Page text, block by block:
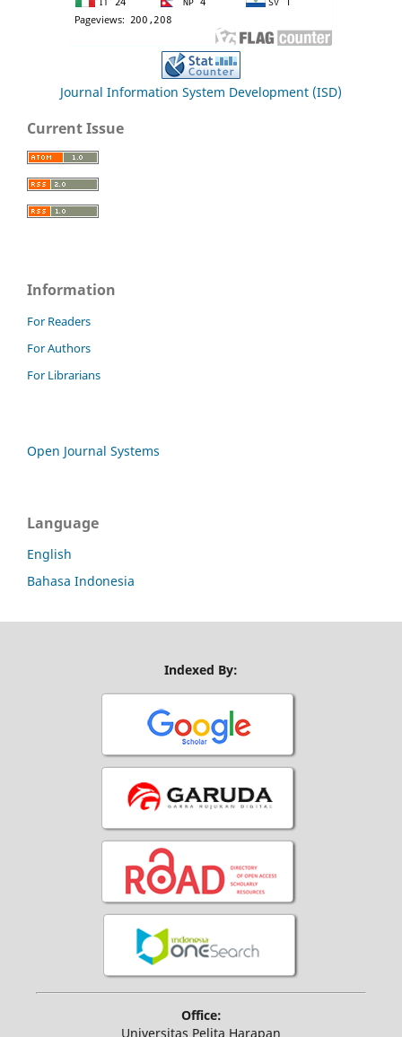
Journal Information System Development (ISD)
Current Issue
Information
For Readers
For Authors
For Librarians
Open Journal Systems
Language
English
Bahasa Indonesia
Indexed By:
Office:
Universitas Pelita Harapan